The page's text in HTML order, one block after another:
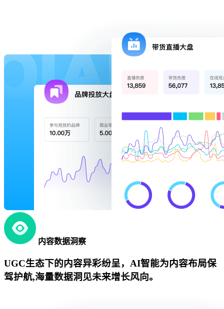
内容数据洞察
UGC生态下的内容异彩纷呈，AI智能为内容布局保
驾护航,海量数据洞见未来增长风向。